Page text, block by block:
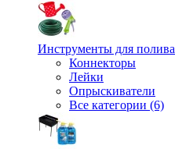
Инструменты для полива
Коннекторы
Лейки
Опрыскиватели
Все категории (6)